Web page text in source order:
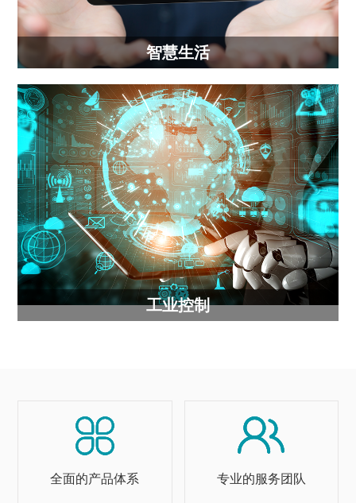
智慧生活
工业控制
全面的产品体系 专业的服务团队